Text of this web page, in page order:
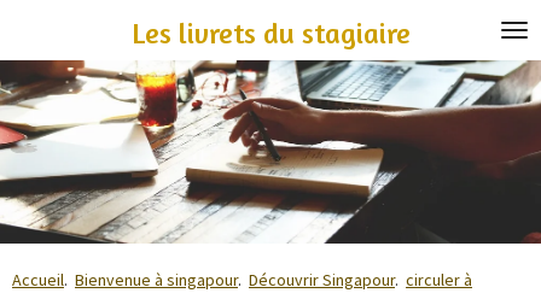
contenu
principal
Les livrets du stagiaire
Accueil. Bienvenue à singapour. Découvrir Singapour. circuler à